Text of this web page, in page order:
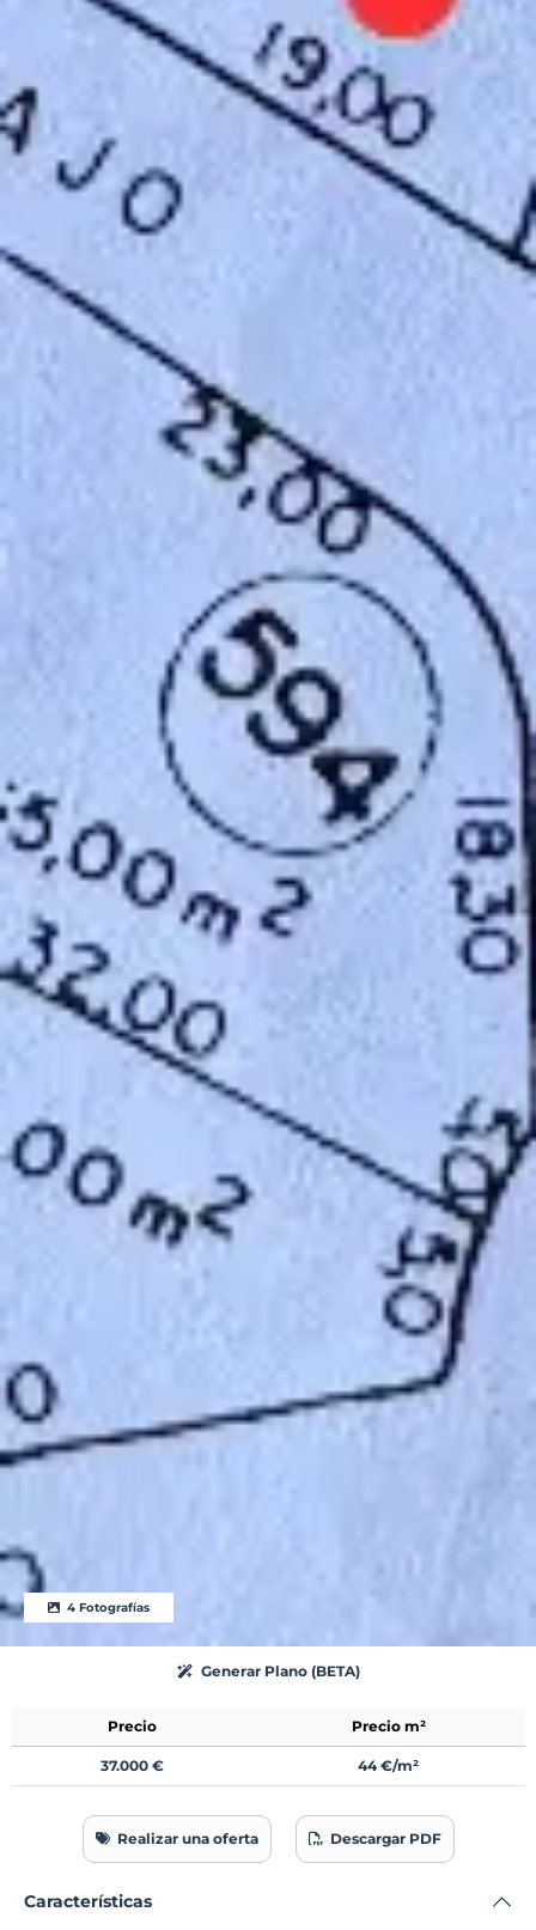
4 Fotografías
Generar Plano (BETA)
Precio Precio m²
37.000 € 44 €/m²
Realizar una oferta Descargar PDF
Características